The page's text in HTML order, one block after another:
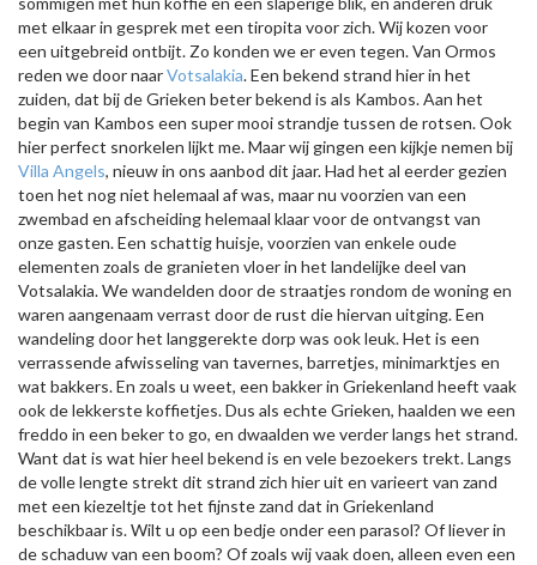
met elkaar in gesprek met een tiropita voor zich. Wij kozen voor
een uitgebreid ontbijt. Zo konden we er even tegen. Van Ormos
reden we door naarVotsalakia. Een bekend strand hier in het
zuiden, dat bij de Grieken beter bekend is als Kambos. Aan het
begin van Kambos een super mooi strandje tussen de rotsen. Ook
hier perfect snorkelen lijkt me. Maar wij gingen een kijkje nemen bij
Villa Angels, nieuw in ons aanbod dit jaar. Had het al eerder gezien
toen het nog niet helemaal af was, maar nu voorzien van een
zwembad en afscheiding helemaal klaar voor de ontvangst van
onze gasten. Een schattig huisje, voorzien van enkele oude
elementen zoals de granieten vloer in het landelijke deel van
Votsalakia. We wandelden door de straatjes rondom de woning en
waren aangenaam verrast door de rust die hiervan uitging. Een
wandeling door het langgerekte dorp was ook leuk. Het is een
verrassende afwisseling van tavernes, barretjes, minimarktjes en
wat bakkers. En zoals u weet, een bakker in Griekenland heeft vaak
ook de lekkerste koffietjes. Dus als echte Grieken, haalden we een
freddo in een beker to go, en dwaalden we verder langs het strand.
Want dat is wat hier heel bekend is en vele bezoekers trekt. Langs
de volle lengte strekt dit strand zich hier uit en varieert van zand
met een kiezeltje tot het fijnste zand dat in Griekenland
beschikbaar is. Wilt u op een bedje onder een parasol? Of liever in
de schaduw van een boom? Of zoals wij vaak doen, alleen even een